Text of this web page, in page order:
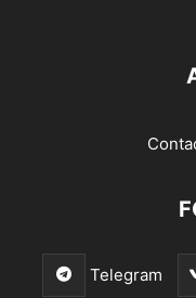
Telegram